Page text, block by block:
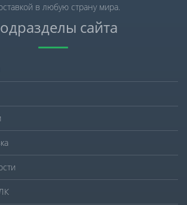
в любую страну мира.
сайта